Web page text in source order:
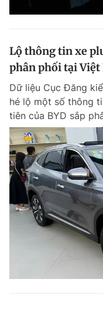
Lộ thông tin xe
phân phối tại Việt
Dữ liệu Cục Đăng
hé lộ một số thông
tiên của BYD sắp